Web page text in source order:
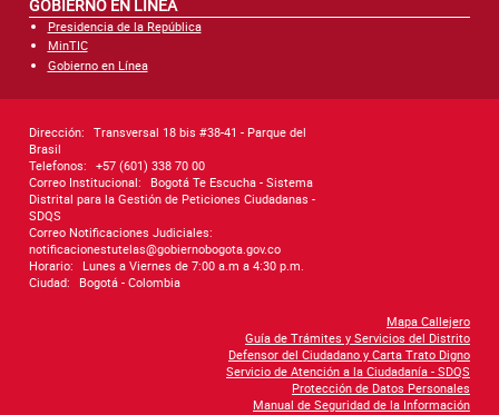
GOBIERNO EN LÍNEA
Presidencia de la República
MinTIC
Gobierno en Línea
Dirección: Transversal 18 bis #38-41 - Parque del
Brasil
Telefonos: +57 (601) 338 70 00
Correo Institucional:
Bogotá Te Escucha - Sistema
Distrital para la Gestión de Peticiones Ciudadanas -
SDQS
Correo Notificaciones Judiciales:
notificacionestutelas@gobiernobogota.gov.co
Horario:
Lunes a Viernes de 7:00 a.m a 4:30 p.m.
Ciudad:
Bogotá - Colombia
Mapa Callejero
Guía de Trámites y Servicios del Distrito
Defensor del Ciudadano y Carta Trato Digno
Servicio de Atención a la Ciudadanía - SDQS
Protección de Datos Personales
Manual de Seguridad de la Información